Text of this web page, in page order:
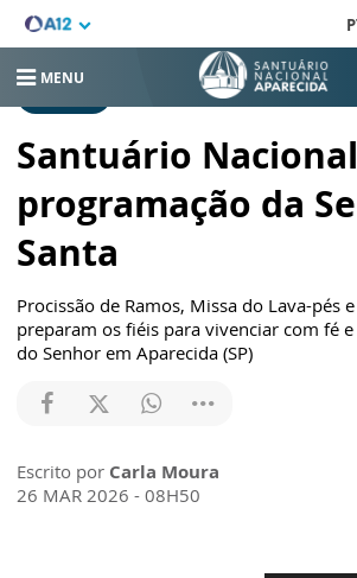
MENU
Santuário
programação da
Santa
Procissão de Ramos, Missa do Lava-pés
preparam os fiéis para vivenciar com fé e
do Senhor em Aparecida (SP)
Escrito por Carla Moura
26 MAR 2026 - 08H50